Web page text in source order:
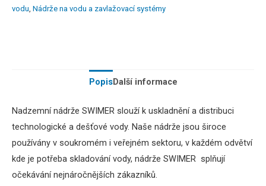
vodu, Nádrže na vodu a zavlažovací systémy
PopisDalší informace
Nadzemní nádrže SWIMER slouží k uskladnění a distribuci
technologické a dešťové vody. Naše nádrže jsou široce
používány v soukromém i veřejném sektoru, v každém odvětví
kde je potřeba skladování vody, nádrže SWIMER splňují
očekávání nejnáročnějších zákazníků.